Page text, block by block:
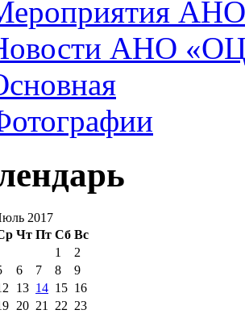
АНО
2017
Чт Пт Сб Вс
1
2
6 7 8
9
13 14 15 16
20 21 22 23